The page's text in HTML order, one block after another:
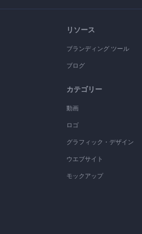
リソース
ブランディング ツール
ブログ
カテゴリー
動画
ロゴ
グラフィック・デザイン
ウエブサイト
モックアップ